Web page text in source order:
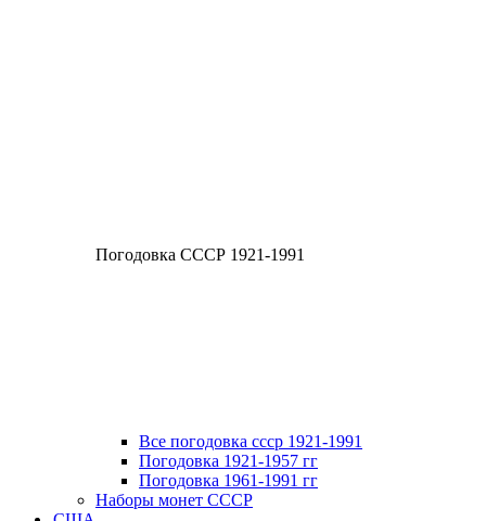
Погодовка СССР 1921-1991
Все погодовка ссср 1921-1991
Погодовка 1921-1957 гг
Погодовка 1961-1991 гг
Наборы монет СССР